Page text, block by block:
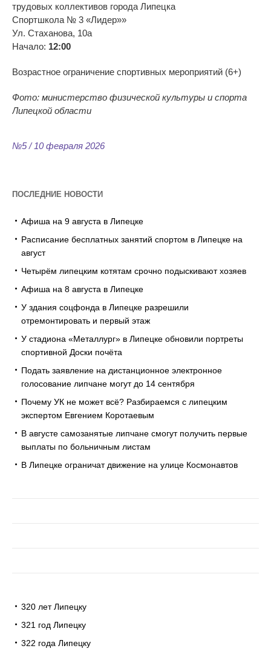
трудовых коллективов города Липецка
Спортшкола № 3 «Лидер»»
Ул. Стаханова, 10а
Начало: 12:00
Возрастное ограничение спортивных мероприятий (6+)
Фото: министерство физической культуры и спорта
Липецкой области
№5 / 10 февраля 2026
ПОСЛЕДНИЕ НОВОСТИ
Афиша на 9 августа в Липецке
Расписание бесплатных занятий спортом в Липецке на
август
Четырём липецким котятам срочно подыскивают хозяев
Афиша на 8 августа в Липецке
У здания соцфонда в Липецке разрешили
отремонтировать и первый этаж
У стадиона «Металлург» в Липецке обновили портреты
спортивной Доски почёта
Подать заявление на дистанционное электронное
голосование липчане могут до 14 сентября
Почему УК не может всё? Разбираемся с липецким
экспертом Евгением Коротаевым
В августе самозанятые липчане смогут получить первые
выплаты по больничным листам
В Липецке ограничат движение на улице Космонавтов
320 лет Липецку
321 год Липецку
322 года Липецку